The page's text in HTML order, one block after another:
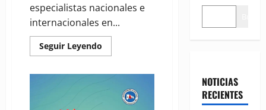
especialistas nacionales e
internacionales en...
Seguir Leyendo
more
Cirugía
NOTICIAS
RECIENTES